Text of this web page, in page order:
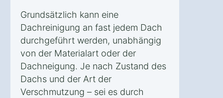
Grundsätzlich kann eine
Dachreinigung an fast jedem Dach
durchgeführt werden, unabhängig
von der Materialart oder der
Dachneigung. Je nach Zustand des
Dachs und der Art der
Verschmutzung – sei es durch